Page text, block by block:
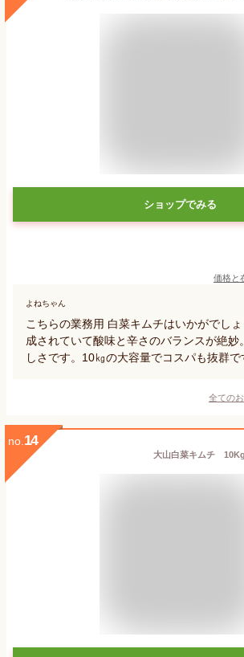
ショップでみる
価格と
よねちゃん
こちらの業務用 白菜キムチはいかがでし
成されていて酸味と辛さのバランスが絶妙
しさです。10㎏の大容量でコスパも抜群で
全ての
no. 14
大山白菜キムチ 10Kg